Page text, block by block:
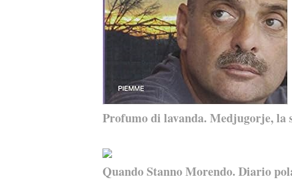
Profumo di lavanda. Medjugorje, la
Quando Stanno Morendo. Diario